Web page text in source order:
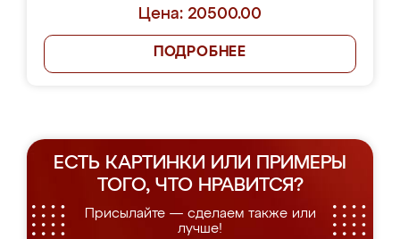
Цена: 20500.00
ПОДРОБНЕЕ
ЕСТЬ КАРТИНКИ ИЛИ ПРИМЕРЫ
ТОГО, ЧТО НРАВИТСЯ?
Присылайте — сделаем также или
лучше!